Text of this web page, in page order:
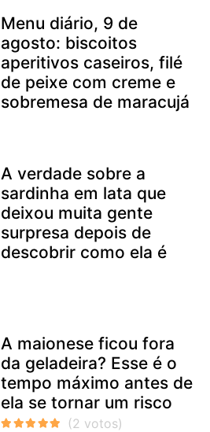
Menu diário, 9 de
agosto: biscoitos
aperitivos caseiros, filé
de peixe com creme e
sobremesa de maracujá
A verdade sobre a
sardinha em lata que
deixou muita gente
surpresa depois de
descobrir como ela é
A maionese ficou fora
da geladeira? Esse é o
tempo máximo antes de
ela se tornar um risco